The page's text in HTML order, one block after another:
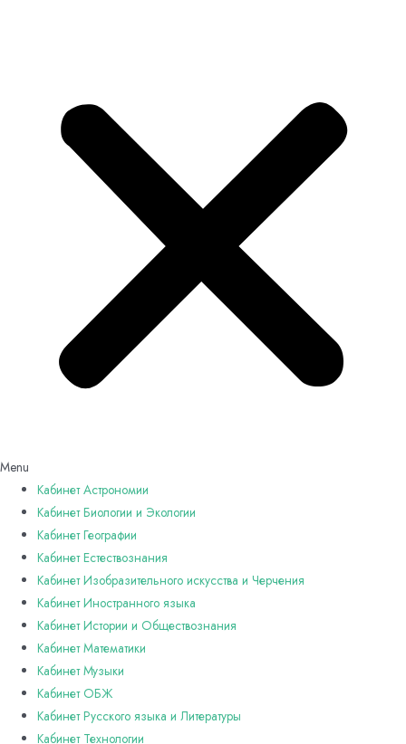
Menu
Кабинет Астрономии
Кабинет Биологии и Экологии
Кабинет Географии
Кабинет Естествознания
Кабинет Изобразительного искусства и Черчения
Кабинет Иностранного языка
Кабинет Истории и Обществознания
Кабинет Математики
Кабинет Музыки
Кабинет ОБЖ
Кабинет Русского языка и Литературы
Кабинет Технологии